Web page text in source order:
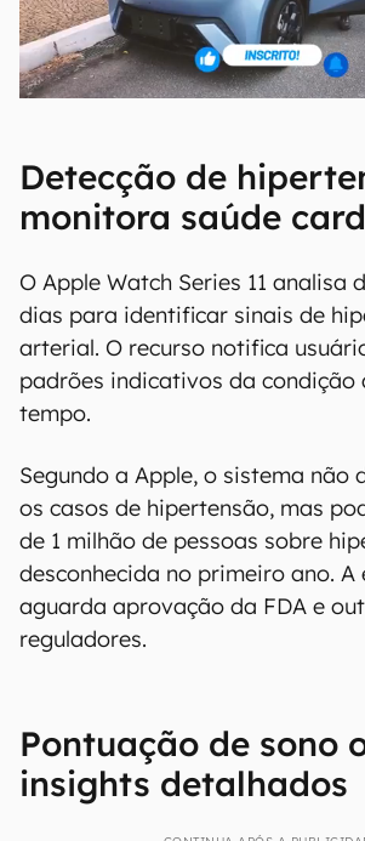
Detecção de
monitora saúde
O Apple Watch Series 11 analisa
dias para identificar sinais de
arterial. O recurso notifica
padrões indicativos da condição
tempo.
Segundo a Apple, o sistema não
os casos de hipertensão, mas
de 1 milhão de pessoas sobre
desconhecida no primeiro ano. A
aguarda aprovação da FDA e
reguladores.
Pontuação de sono
insights detalhados